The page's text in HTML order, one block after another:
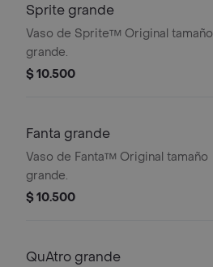
Sprite grande
Vaso de Sprite™ Original tamaño
grande.
$ 10.500
Fanta grande
Vaso de Fanta™ Original tamaño
grande.
$ 10.500
QuAtro grande